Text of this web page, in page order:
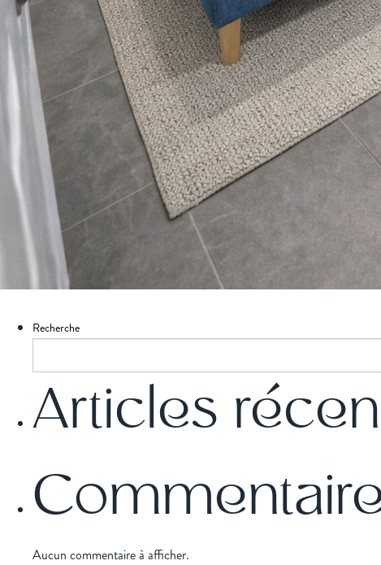
Recherche
Articles
Aucun commentaire à afficher.